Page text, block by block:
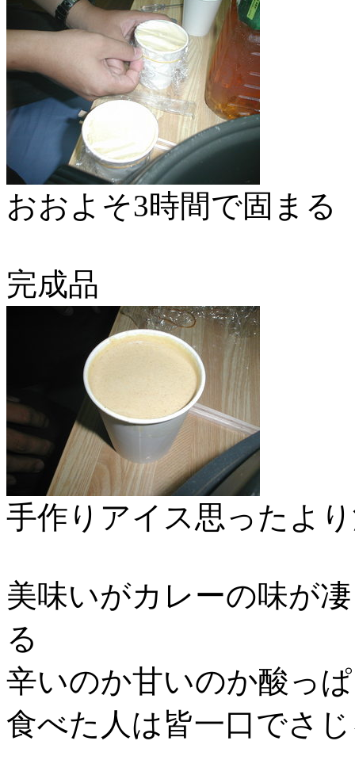
おおよそ3時間で固まる
完成品
手作りアイス思ったよ
美味いがカレーの味が
る
辛いのか甘いのか酸っ
食べた人は皆一口でさ